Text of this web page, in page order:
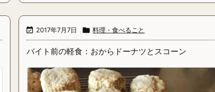
 2017年7月7日  料理・食べること
バイト前の軽食：おからドーナツとスコーン